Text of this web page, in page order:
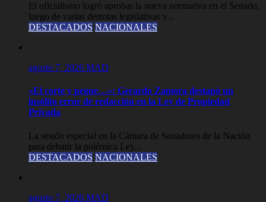
El oficialismo logró aprobar la nueva normativa en el Senado,
luego de varias derrotas legislativas y...
DESTACADOS NACIONALES
agosto 7, 2026 MAD
«El corte y pegue…»: Gerardo Zamora destapó un
insólito error de redacción en la Ley de Propiedad
Privada
La sesión especial en la Cámara de Senadores de la Nación
para debatir la polémica Ley...
DESTACADOS NACIONALES
agosto 7, 2026 MAD